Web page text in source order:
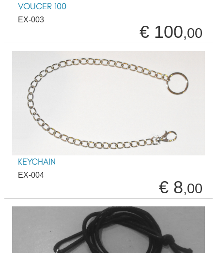
VOUCER 100
EX-003
€ 100,00
KEYCHAIN
EX-004
€ 8,00